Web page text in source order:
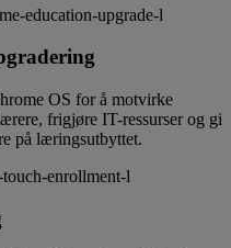
OS for å motvirke
frigjøre IT-ressurser og gi
på læringsutbyttet.